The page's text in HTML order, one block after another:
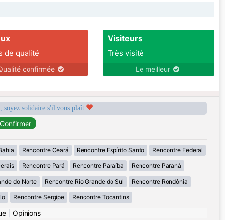
de qualité
confirmée
Visiteurs
Très visité
Le meilleur
soyez solidaire s'il vous plaît
Rencontre Ceará Rencontre Espírito Santo Rencontre Federal
Rencontre Pará Rencontre Paraíba Rencontre Paraná
do Norte Rencontre Rio Grande do Sul Rencontre Rondônia
Rencontre Sergipe Rencontre Tocantins
| Opinions